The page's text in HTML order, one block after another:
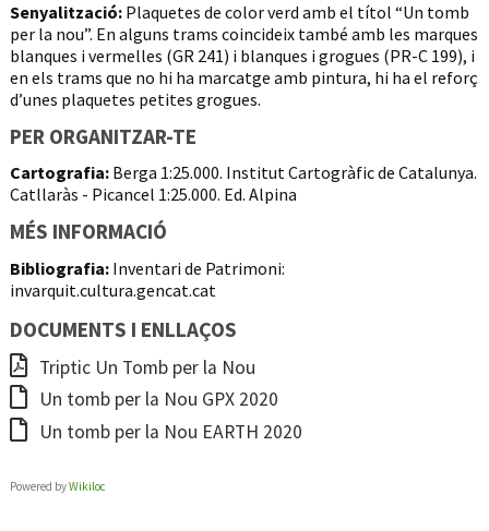
Senyalització: Plaquetes de color verd amb el títol “Un tomb
per la nou”. En alguns trams coincideix també amb les marques
blanques i vermelles (GR 241) i blanques i grogues (PR-C 199), i
en els trams que no hi ha marcatge amb pintura, hi ha el reforç
d’unes plaquetes petites grogues.
PER ORGANITZAR-TE
Cartografia: Berga 1:25.000. Institut Cartogràfic de Catalunya.
Catllaràs - Picancel 1:25.000. Ed. Alpina
MÉS INFORMACIÓ
Bibliografia: Inventari de Patrimoni:
invarquit.cultura.gencat.cat
DOCUMENTS I ENLLAÇOS
Triptic Un Tomb per la Nou
Un tomb per la Nou GPX 2020
Un tomb per la Nou EARTH 2020
Powered byWikiloc